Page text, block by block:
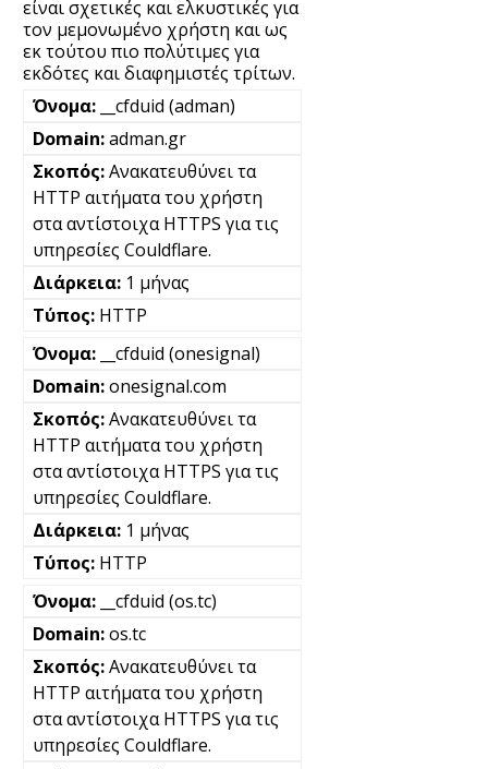
είναι σχετικές και ελκυστικές για
τον μεμονωμένο χρήστη και ως
εκ τούτου πιο πολύτιμες για
εκδότες και διαφημιστές τρίτων.
__cfduid (adman)
adman.gr
Ανακατευθύνει τα
HTTP αιτήματα του χρήστη
στα αντίστοιχα HTTPS για τις
υπηρεσίες Couldflare.
1 μήνας
HTTP
__cfduid (onesignal)
onesignal.com
Ανακατευθύνει τα
HTTP αιτήματα του χρήστη
στα αντίστοιχα HTTPS για τις
υπηρεσίες Couldflare.
1 μήνας
HTTP
__cfduid (os.tc)
os.tc
Ανακατευθύνει τα
HTTP αιτήματα του χρήστη
στα αντίστοιχα HTTPS για τις
υπηρεσίες Couldflare.